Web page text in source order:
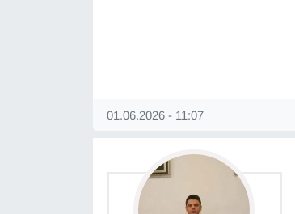
01.06.2026 - 11:07
MAGAZİN
ONE EKONOMİ